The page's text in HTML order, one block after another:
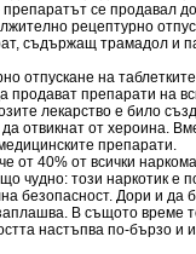
се продавал
рецептурно
съдържащ трамадол и
отпускане на
продават препарати на
лекарство е било
отвикнат от хероина.
препарати.
от 40% от всички
чудно: този наркотик е
безопасност. Дори и да
В същото време
настъпва по-бързо и